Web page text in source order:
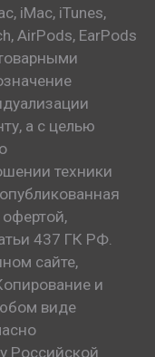
iMac, iTunes,
AirPods, EarPods
а с целью
техники
офертой,
437 ГК РФ.
сайте,
и
виде
Российской